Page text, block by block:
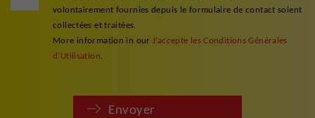
volontairement fournies depuis le formulaire de contact soient
collectées et traitées.
More information in our J’accepte les Conditions Générales
d’Utilisation.
Envoyer